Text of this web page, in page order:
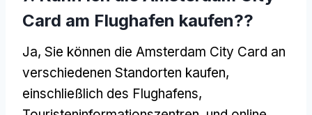
Card am Flughafen kaufen??
Ja, Sie können die Amsterdam City Card an
verschiedenen Standorten kaufen,
einschließlich des Flughafens,